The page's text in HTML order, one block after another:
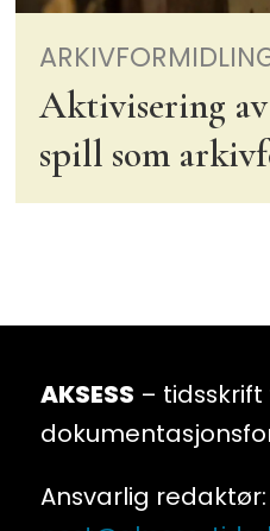
Aktivisering
spill som
AKSESS –
Ansvarlig